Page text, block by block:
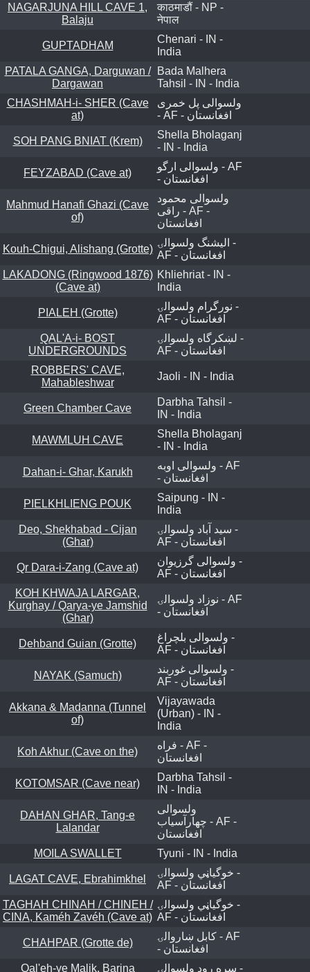
NAGARJUNA HILL CAVE 1,
Balaju
काठमाडौं - NP -
नेपाल
GUPTADHAM
Chenari - IN -
India
PATALA GANGA, Darguwan /
Dargawan
Bada Malhera
Tahsil - IN - India
CHASHMAH-i- SHER (Cave
at)
ولسوالی پل خمری
- AF - افغانستان
SOH PANG BNIAT (Krem)
Shella Bholaganj
- IN - India
FEYZABAD (Cave at)
ولسوالی ارگو - AF
- افغانستان
Mahmud Hanafi Ghazi (Cave
of)
ولسوالی محمود
راقی - AF -
افغانستان
Kouh-Chigui, Alishang (Grotte)
اليشنگ ولسوالۍ -
AF - افغانستان
LAKADONG (Ringwood 1876)
(Cave at)
Khliehriat - IN -
India
PIALEH (Grotte)
نورگرام ولسوالۍ -
AF - افغانستان
QAL'A-i- BOST
UNDERGROUNDS
لښکرگاه ولسوالۍ -
AF - افغانستان
ROBBERS' CAVE,
Mahableshwar
Jaoli - IN - India
Green Chamber Cave
Darbha Tahsil -
IN - India
MAWMLUH CAVE
Shella Bholaganj
- IN - India
Dahan-i- Ghar, Karukh
ولسوالی اوبه - AF
- افغانستان
PIELKHLIENG POUK
Saipung - IN -
India
Deo, Shekhabad - Cijan
(Ghar)
سيد آباد ولسوالۍ -
AF - افغانستان
Qr Dara-i-Zang (Cave at)
ولسوالی گرزیوان -
AF - افغانستان
KOH KHWAJA LARGAR,
Kurghay / Qarya-ye Jamshid
(Ghar)
نوزاد ولسوالۍ - AF
- افغانستان
Dehband Guian (Grotte)
ولسوالی بلچراغ -
AF - افغانستان
NAYAK (Samuch)
ولسوالی غوربند -
AF - افغانستان
Akkana & Madanna (Tunnel
of)
Vijayawada
(Urban) - IN -
India
Koh Akhur (Cave on the)
فراه - AF -
افغانستان
KOTOMSAR (Cave near)
Darbha Tahsil -
IN - India
DAHAN GHAR, Tang-e
Lalandar
ولسوالی
چهارآسیاب - AF -
افغانستان
MOILA SWALLET
Tyuni - IN - India
LAGAT CAVE, Ebrahimkhel
خوگياڼي ولسوالۍ -
AF - افغانستان
TAGHAH CHINAH / CHINEH /
CINA, Kaméh Zavéh (Cave at)
خوگياڼي ولسوالۍ -
AF - افغانستان
CHAHPAR (Grotte de)
کابل ښاروالۍ - AF
- افغانستان
Qal'eh-ye Malik, Barina
سره رود ولسوالۍ -